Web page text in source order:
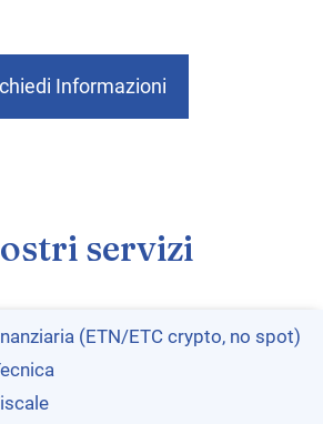
Informazioni
servizi
(ETN/ETC crypto, no spot)